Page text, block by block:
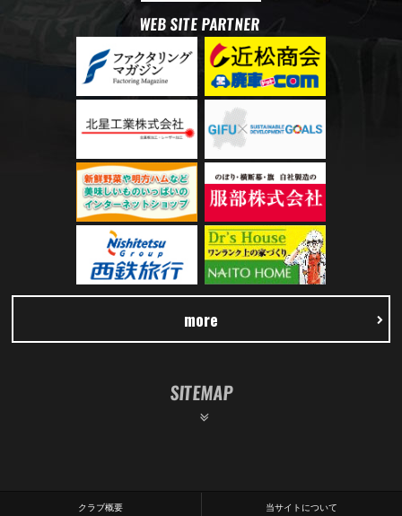
WEB SITE PARTNER
more
SITEMAP
クラブ概要 当サイトについて